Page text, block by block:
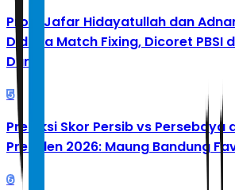
Profil Jafar Hidayatullah dan
Diduga Match Fixing, Dicoret PBSI
Dunia
5
Prediksi Skor Persib vs Persebaya
Presiden 2026: Maung Bandung
6